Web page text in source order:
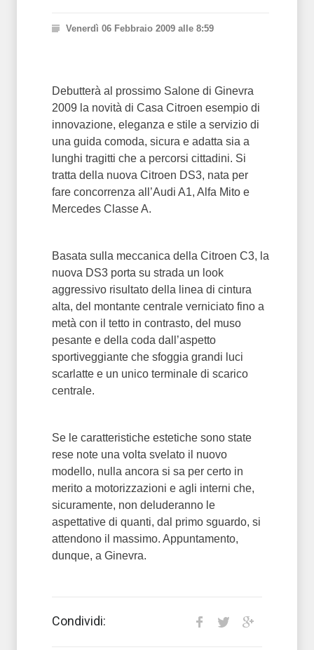
Venerdì 06 Febbraio 2009 alle 8:59
Debutterà al prossimo Salone di Ginevra
2009 la novità di Casa Citroen esempio di
innovazione, eleganza e stile a servizio di
una guida comoda, sicura e adatta sia a
lunghi tragitti che a percorsi cittadini. Si
tratta della nuova Citroen DS3, nata per
fare concorrenza all’Audi A1, Alfa Mito e
Mercedes Classe A.
Basata sulla meccanica della Citroen C3, la
nuova DS3 porta su strada un look
aggressivo risultato della linea di cintura
alta, del montante centrale verniciato fino a
metà con il tetto in contrasto, del muso
pesante e della coda dall’aspetto
sportiveggiante che sfoggia grandi luci
scarlatte e un unico terminale di scarico
centrale.
Se le caratteristiche estetiche sono state
rese note una volta svelato il nuovo
modello, nulla ancora si sa per certo in
merito a motorizzazioni e agli interni che,
sicuramente, non deluderanno le
aspettative di quanti, dal primo sguardo, si
attendono il massimo. Appuntamento,
dunque, a Ginevra.
Condividi: